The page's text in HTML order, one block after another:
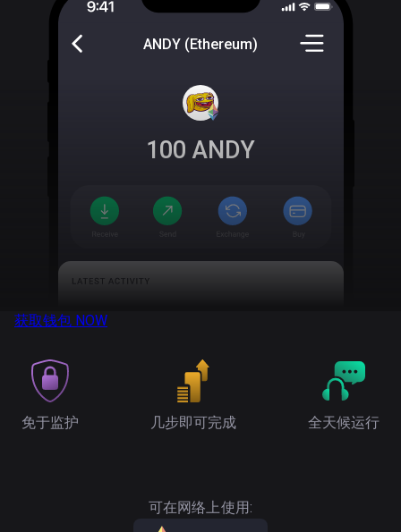
ANDY (Ethereum)
100 ANDY
获取钱包 NOW
免于监护 几步即可完成 全天候运行
可在网络上使用: